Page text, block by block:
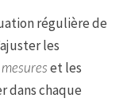
régulière de
les
et les
dans chaque